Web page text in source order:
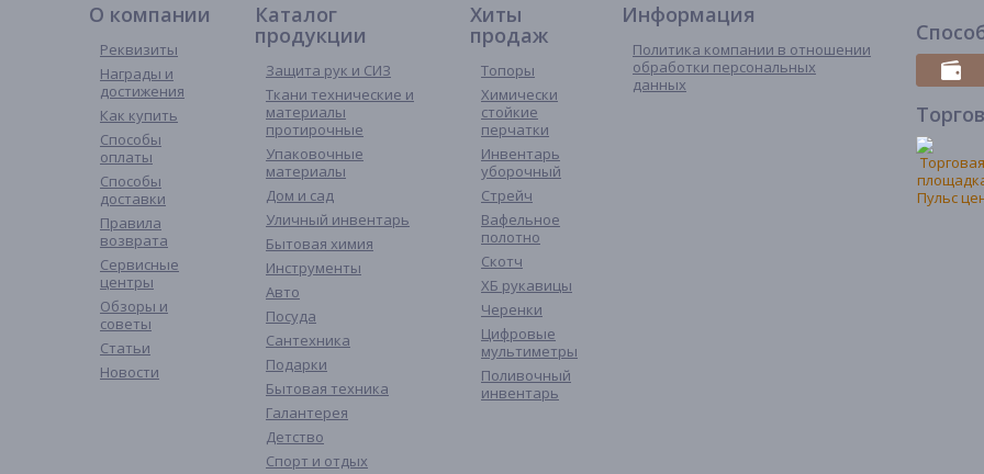
О компании
Реквизиты
Награды и
достижения
Как купить
Способы
оплаты
Способы
доставки
Правила
возврата
Сервисные
центры
Обзоры и
советы
Статьи
Новости
Каталог
продукции
Защита рук и СИЗ
Ткани технические и
материалы
протирочные
Упаковочные
материалы
Дом и сад
Уличный инвентарь
Бытовая химия
Инструменты
Авто
Посуда
Сантехника
Подарки
Бытовая техника
Галантерея
Детство
Спорт и отдых
Хиты
продаж
Топоры
Химически
стойкие
перчатки
Инвентарь
уборочный
Стрейч
Вафельное
полотно
Скотч
ХБ рукавицы
Черенки
Цифровые
мультиметры
Поливочный
инвентарь
Информация
Политика компании в отношении
обработки персональных
данных